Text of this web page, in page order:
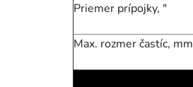
Priemer prípojky, "
Max. rozmer častíc, mm